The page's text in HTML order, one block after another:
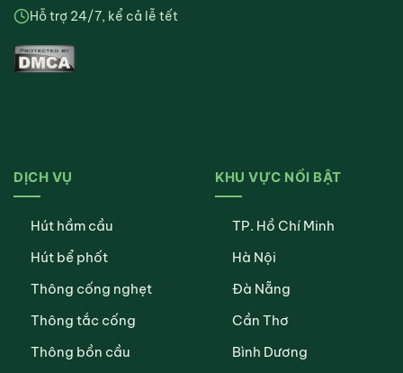
Hỗ trợ 24/7, kể cả lễ tết
DỊCH VỤ
Hút hầm cầu
Hút bể phốt
Thông cống nghẹt
Thông tắc cống
Thông bồn cầu
KHU VỰC NỔI BẬT
TP. Hồ Chí Minh
Hà Nội
Đà Nẵng
Cần Thơ
Bình Dương